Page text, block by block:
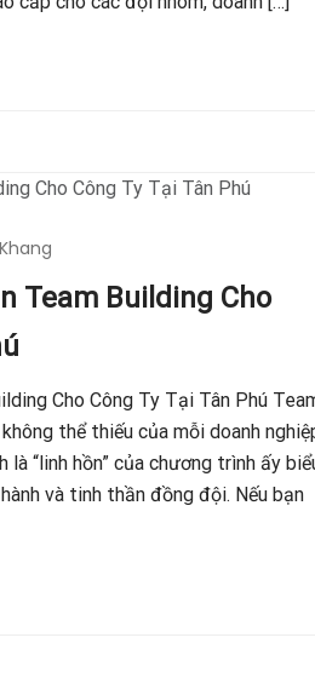
Khang
Team Building Cho
Cho Công Ty Tại Tân Phú
thể thiếu của mỗi doanh
“linh hồn” của chương trình ấy
và tinh thần đồng đội. Nếu bạn